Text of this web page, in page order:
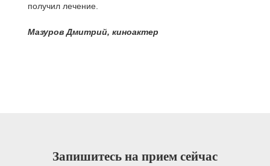
получил лечение.
Мазуров Дмитрий, киноактер
Запишитесь на прием сейчас